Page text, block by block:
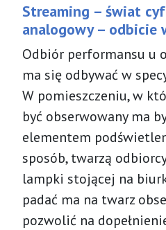
Streaming – świat
analogowy – odbicie
Odbiór performansu u
ma się odbywać w
W pomieszczeniu, w
być obserwowany ma
elementem
sposób, twarzą
lampki stojącej na
padać ma na twarz
pozwolić na